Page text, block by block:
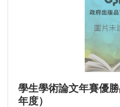
學生學術論文年賽優
年度）